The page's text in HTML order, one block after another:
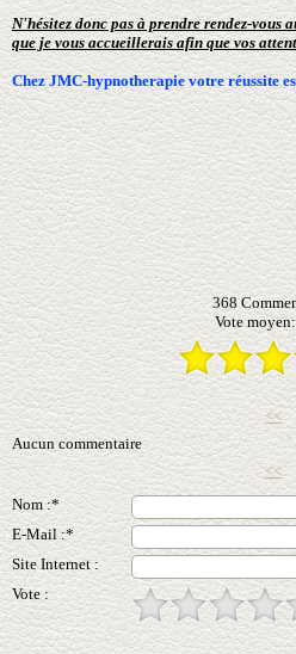
N'hésitez donc pas à prendre rendez-vous
que je vous accueillerais afin que vos
Chez JMC-hypnotherapie votre réussite
368
Vote moyen:
<<
Aucun commentaire
<<
Nom :*
E-Mail :*
Site Internet :
Vote :